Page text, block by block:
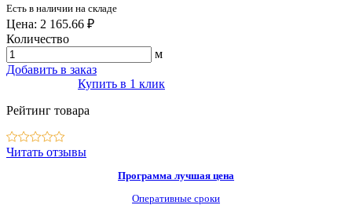
Есть в наличии на складе
Цена: 2 165.66 ₽
Количество
м
Добавить в заказ
Купить в 1 клик
Рейтинг товара
Читать отзывы
Программа лучшая цена
Оперативные сроки